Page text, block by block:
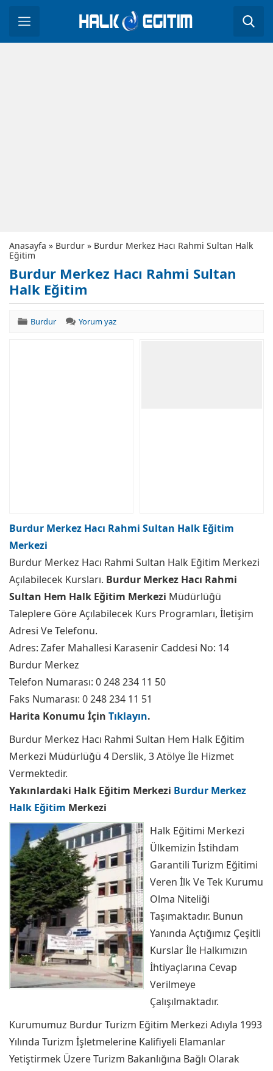
Anasayfa » Burdur » Burdur Merkez Hacı Rahmi Sultan Halk
Eğitim
Burdur Merkez Hacı Rahmi Sultan
Halk Eğitim
Burdur Yorum yaz
Burdur Merkez Hacı Rahmi Sultan Halk Eğitim
Merkezi
Burdur Merkez Hacı Rahmi Sultan Halk Eğitim Merkezi
Açılabilecek Kursları. Burdur Merkez Hacı Rahmi
Sultan Hem Halk Eğitim Merkezi Müdürlüğü
Taleplere Göre Açılabilecek Kurs Programları, İletişim
Adresi Ve Telefonu.
Adres: Zafer Mahallesi Karasenir Caddesi No: 14
Burdur Merkez
Telefon Numarası: 0 248 234 11 50
Faks Numarası: 0 248 234 11 51
Harita Konumu İçin Tıklayın.
Burdur Merkez Hacı Rahmi Sultan Hem Halk Eğitim
Merkezi Müdürlüğü 4 Derslik, 3 Atölye İle Hizmet
Vermektedir.
Yakınlardaki Halk Eğitim Merkezi Burdur Merkez
Halk Eğitim Merkezi
Halk Eğitimi Merkezi
Ülkemizin İstihdam
Garantili Turizm Eğitimi
Veren İlk Ve Tek Kurumu
Olma Niteliği
Taşımaktadır. Bunun
Yanında Açtığımız Çeşitli
Kurslar İle Halkımızın
İhtiyaçlarına Cevap
Verilmeye
Çalışılmaktadır.
Kurumumuz Burdur Turizm Eğitim Merkezi Adıyla 1993
Yılında Turizm İşletmelerine Kalifiyeli Elamanlar
Yetiştirmek Üzere Turizm Bakanlığına Bağlı Olarak